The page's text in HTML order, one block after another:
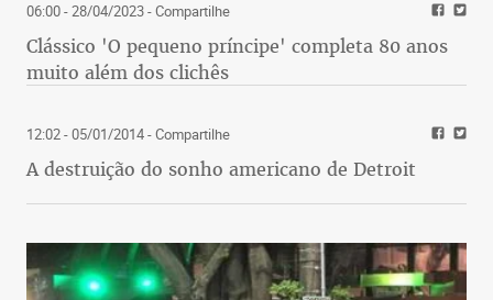
06:00 - 28/04/2023- Compartilhe
Clássico 'O pequeno príncipe' completa 80 anos
muito além dos clichês
12:02 - 05/01/2014- Compartilhe
A destruição do sonho americano de Detroit